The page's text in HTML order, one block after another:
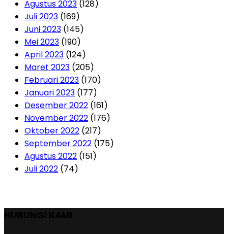
Agustus 2023 (128)
Juli 2023 (169)
Juni 2023 (145)
Mei 2023 (190)
April 2023 (124)
Maret 2023 (205)
Februari 2023 (170)
Januari 2023 (177)
Desember 2022 (161)
November 2022 (176)
Oktober 2022 (217)
September 2022 (175)
Agustus 2022 (151)
Juli 2022 (74)